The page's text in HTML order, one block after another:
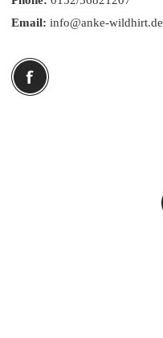
Email: info@anke-wildhirt.de